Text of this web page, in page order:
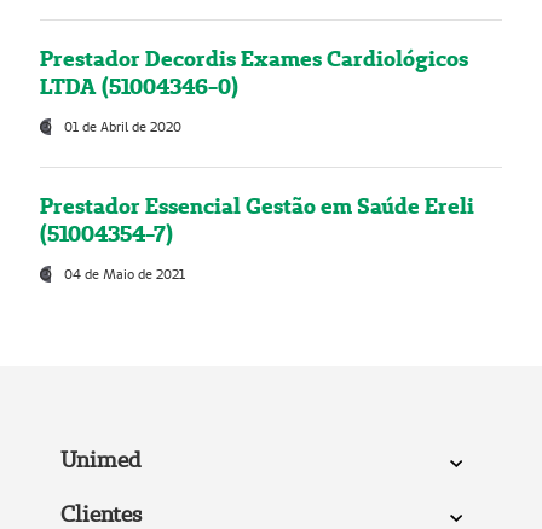
Prestador Decordis Exames Cardiológicos
LTDA (51004346-0)
01 de Abril de 2020
Prestador Essencial Gestão em Saúde Ereli
(51004354-7)
04 de Maio de 2021
Unimed
Clientes